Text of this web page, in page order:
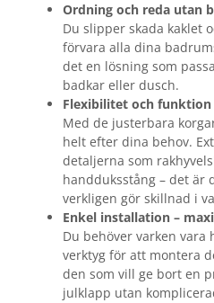
Ordning och reda utan
Du slipper skada kaklet
förvara alla dina
det en lösning som
badkar eller dusch.
Flexibilitet och
Med de justerbara
helt efter dina behov.
detaljerna som
handduksstång – det är
verkligen gör skillnad i
Enkel installation –
Du behöver varken vara
verktyg för att montera
den som vill ge bort en
julklapp utan